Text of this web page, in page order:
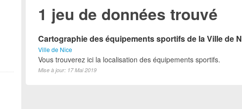
1 jeu de données trouvé
Cartographie des équipements sportifs de la Ville de
Ville de Nice
Vous trouverez ici la localisation des équipements sportifs.
Mise à jour: 17 Mai 2019